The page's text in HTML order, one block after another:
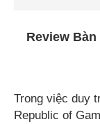
Review
Trong việc duy
Republic of